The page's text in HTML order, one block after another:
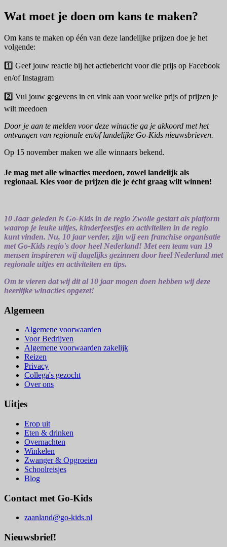
Wat moet je doen om kans te maken?
Om kans te maken op één van deze landelijke prijzen doe je het
volgende:
1️⃣ Geef jouw reactie bij het actiebericht voor die prijs op Facebook
en/of Instagram
2️⃣ Vul jouw gegevens in en vink aan voor welke prijs of prijzen je
wilt meedoen
Door je aan te melden voor deze winactie ga je akkoord met het
ontvangen van regionale en/of landelijke Go-Kids nieuwsbrieven.
Op 15 november maken we alle winnaars bekend.
Je mag met alle winacties meedoen, zowel landelijk als
regionaal. Kies voor de prijzen die je écht graag wilt winnen!
10 Jaar geleden is Go-Kids in de regio Zwolle gestart als platform
waarop je leuke uitjes, kinderfeestjes en activiteiten in de regio
kunt vinden. Nu, 10 jaar verder, zijn wij een franchise organisatie
met Go-Kids regio's door heel Nederland! Met een team van 19
mensen inspireren wij dagelijks gezinnen door heel Nederland met
regionale uitjes en activiteiten en tips.
Om te vieren dat wij dit al 10 jaar mogen doen hebben wij deze
heerlijke winacties opgezet!
Algemeen
Algemene voorwaarden
Voor Bedrijven
Algemene voorwaarden zakelijk
Reizen
Privacy
Collega's gezocht
Over ons
Uitjes
Erop uit
Eten & drinken
Overnachten
Winkelen
Zwanger & Opgroeien
Schoolreisjes
Blog
Contact met Go-Kids
zaanland@go-kids.nl
Nieuwsbrief!